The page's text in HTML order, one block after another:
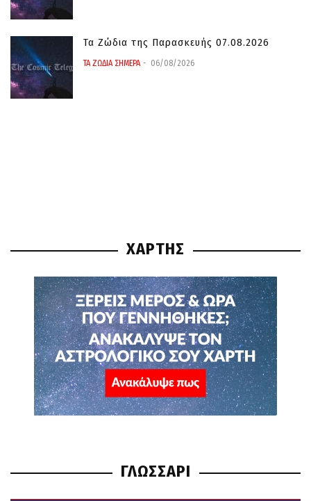
Τα Ζώδια της Παρασκευής 07.08.2026
ΤΑ ΖΩΔΙΑ ΣΗΜΕΡΑ 06/08/2026
ΧΑΡΤΗΣ
ΓΛΩΣΣΑΡΙ